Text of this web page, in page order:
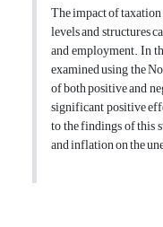
The impact of
levels and structures
and employment. In
examined using the
of both positive and
significant positive
to the findings of this
and inflation on the